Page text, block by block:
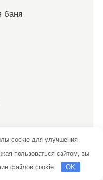
баня
cookie для улучшения
пользоваться сайтом, вы
файлов cookie.
OK